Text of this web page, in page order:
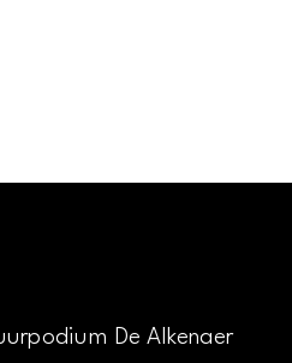
De Alkenaer